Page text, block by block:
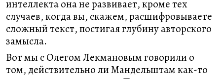
интеллекта она не развивает, кроме тех
случаев, когда вы, скажем, расшифровываете
сложный текст, постигая глубину авторского
замысла.
Вот мы с Олегом Лекмановым говорили о
том, действительно ли Мандельштам как-то